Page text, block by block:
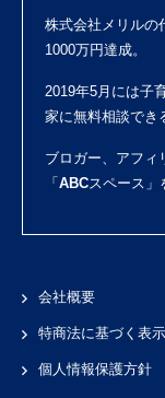
株式会社メリルの
1000万円達成。
2019年5月には子
家に無料相談でき
ブロガー、アフィ
「 ABCスペース
会社概要
特商法に基づく表示
個人情報保護方針